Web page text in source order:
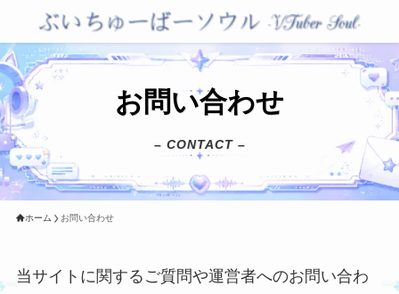
お問い合わせ
– CONTACT –
ホーム お問い合わせ
当サイトに関するご質問や運営者へのお問い合わ